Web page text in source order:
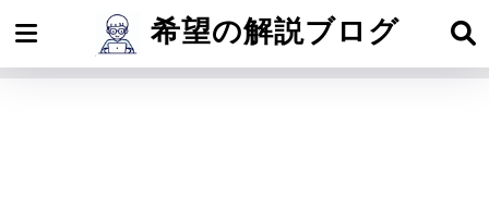
希望の解説ブログ